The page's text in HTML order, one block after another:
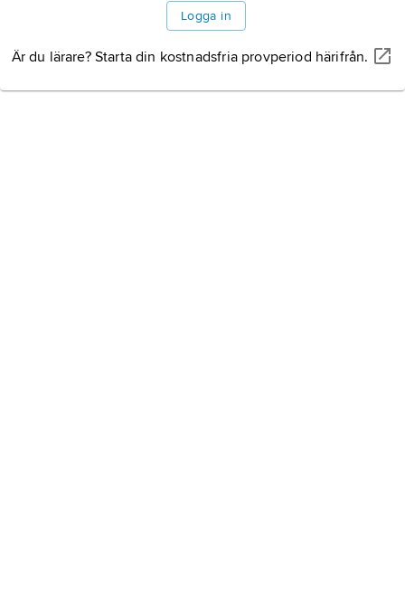
Logga in
Är du lärare? Starta din kostnadsfria provperiod härifrån.